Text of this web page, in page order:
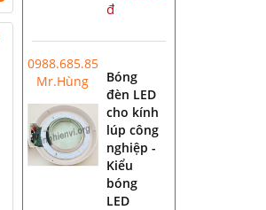
đ
0988.685.856
Mr.Hùng
Bóng
đèn LED
cho kính
lúp công
nghiệp -
Kiểu
bóng
LED